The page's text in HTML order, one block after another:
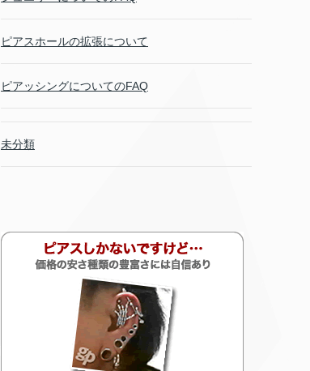
ピアスホールの拡張について
ピアッシングについてのFAQ
未分類